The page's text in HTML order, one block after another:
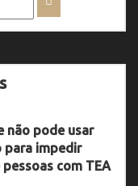
não pode usar
para impedir
com TEA